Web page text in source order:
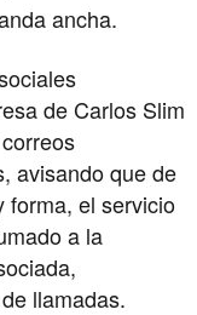
ancha.
de Carlos Slim
avisando que de
forma, el servicio
a la
llamadas.